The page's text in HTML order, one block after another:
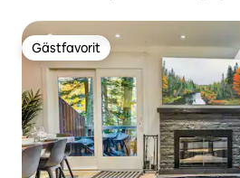
Gästfavorit
Gästfavorit